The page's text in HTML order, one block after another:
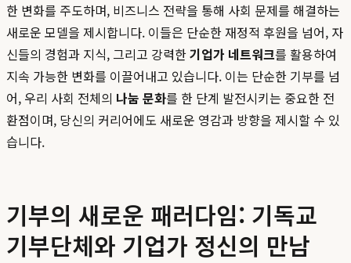
한 변화를 주도하며, 비즈니스 전략을 통해 사회 문제를 해결하는
새로운 모델을 제시합니다. 이들은 단순한 재정적 후원을 넘어, 자
신들의 경험과 지식, 그리고 강력한기업가 네트워크를 활용하여
지속 가능한 변화를 이끌어내고 있습니다. 이는 단순한 기부를 넘
어, 우리 사회 전체의 나눔 문화를 한 단계 발전시키는 중요한 전
환점이며, 당신의 커리어에도 새로운 영감과 방향을 제시할 수 있
습니다.
기부의 새로운 패러다임: 기독교
기부단체와 기업가 정신의 만남